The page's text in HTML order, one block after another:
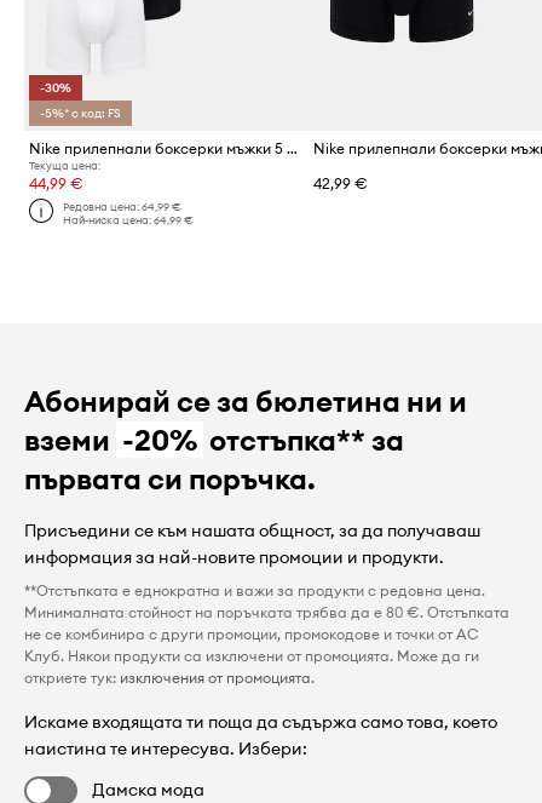
-30%
-5%* с код: FS
Nike прилепнали боксерки мъжки 5 броя
Текуща цена:
44,99 €
Редовна цена:64,99 €
Най-ниска цена:64,99 €
42,99 €
Абонирай се за бюлетина ни и
вземи -20% отстъпка** за
първата си поръчка.
Присъедини се към нашата общност, за да получаваш
информация за най-новите промоции и продукти.
**Отстъпката е еднократна и важи за продукти с редовна цена.
Минималната стойност на поръчката трябва да е 80 €. Отстъпката
не се комбинира с други промоции, промокодове и точки от AC
Клуб. Някои продукти са изключени от промоцията. Може да ги
откриете тук: изключения от промоцията.
Искаме входящата ти поща да съдържа само това, което
наистина те интересува. Избери:
Дамска мода